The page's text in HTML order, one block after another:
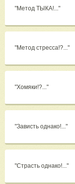
"Метод ТЫКА!..."
"Метод стресса!?..."
"Хомяки!?..."
"Зависть однако!..."
"Страсть однако!..."